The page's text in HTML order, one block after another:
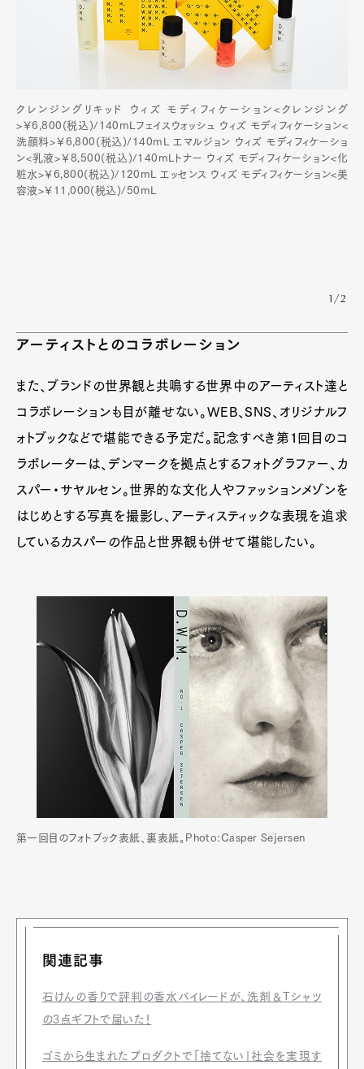
クレンジングリキッド ウィズ モディフィケーション<クレンジング
>￥6,800(税込)/140mLフェイスウォッシュ ウィズ モディフィケーション<
洗顔料>￥6,800(税込)/140mL エマルジョン ウィズ モディフィケーショ
ン<乳液>￥8,500(税込)/140mLトナー ウィズ モディフィケーション<化
粧水>￥6,800(税込)/120mL エッセンス ウィズ モディフィケーション<美
容液>￥11,000(税込)/50mL
1/2
アーティストとのコラボレーション
また、ブランドの世界観と共鳴する世界中のアーティスト達と
コラボレーションも目が離せない。WEB、SNS、オリジナルフ
ォトブックなどで堪能できる予定だ。記念すべき第1回目のコ
ラボレーターは、デンマークを拠点とするフォトグラファー、カ
スパー・サヤルセン。世界的な文化人やファッションメゾンを
はじめとする写真を撮影し、アーティスティックな表現を追求
しているカスパーの作品と世界観も併せて堪能したい。
第一回目のフォトブック表紙、裏表紙。Photo:Casper Sejersen
関連記事
石けんの香りで評判の香水バイレードが、洗剤＆Tシャツ
の3点ギフトで届いた！
ゴミから生まれたプロダクトで「捨てない」社会を実現す